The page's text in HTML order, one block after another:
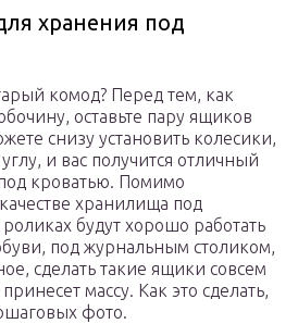
хранения под
комод? Перед тем, как
оставьте пару ящиков
снизу установить колесики,
и вас получится отличный
кроватью. Помимо
хранилища под
будут хорошо работать
под журнальным столиком,
сделать такие ящики совсем
массу. Как это сделать,
фото.